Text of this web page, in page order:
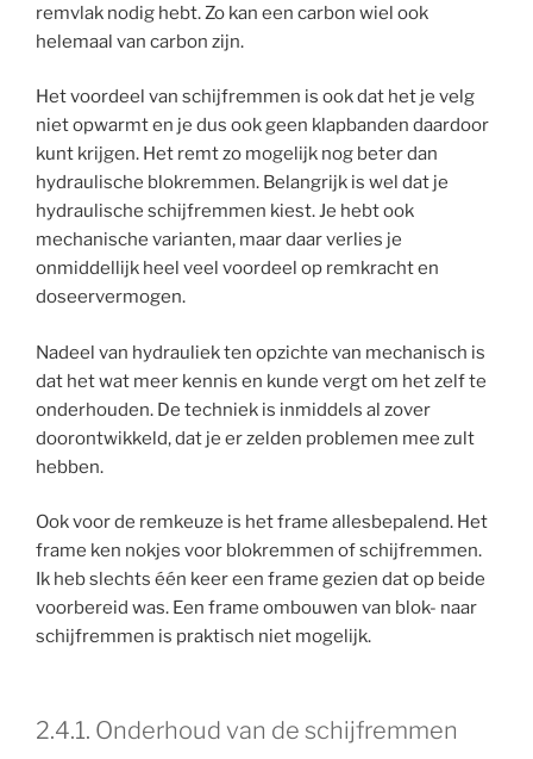
remvlak nodig hebt. Zo kan een carbon wiel ook
helemaal van carbon zijn.
Het voordeel van schijfremmen is ook dat het je velg
niet opwarmt en je dus ook geen klapbanden daardoor
kunt krijgen. Het remt zo mogelijk nog beter dan
hydraulische blokremmen. Belangrijk is wel dat je
hydraulische schijfremmen kiest. Je hebt ook
mechanische varianten, maar daar verlies je
onmiddellijk heel veel voordeel op remkracht en
doseervermogen.
Nadeel van hydrauliek ten opzichte van mechanisch is
dat het wat meer kennis en kunde vergt om het zelf te
onderhouden. De techniek is inmiddels al zover
doorontwikkeld, dat je er zelden problemen mee zult
hebben.
Ook voor de remkeuze is het frame allesbepalend. Het
frame ken nokjes voor blokremmen of schijfremmen.
Ik heb slechts één keer een frame gezien dat op beide
voorbereid was. Een frame ombouwen van blok- naar
schijfremmen is praktisch niet mogelijk.
2.4.1. Onderhoud van de schijfremmen